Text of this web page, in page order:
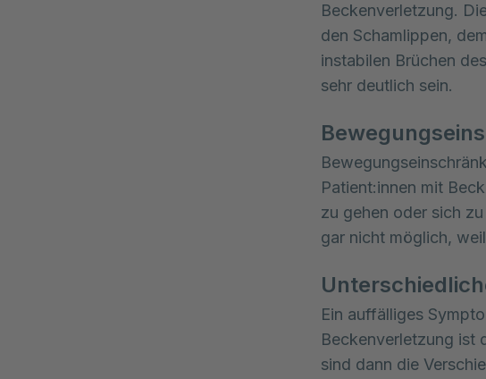
Beckenverletzung.
den Schamlippen,
instabilen Brüchen
sehr deutlich sein.
Patient:innen mit
zu gehen oder sich
gar nicht möglich,
Ein auffälliges
Beckenverletzung ist
sind dann die